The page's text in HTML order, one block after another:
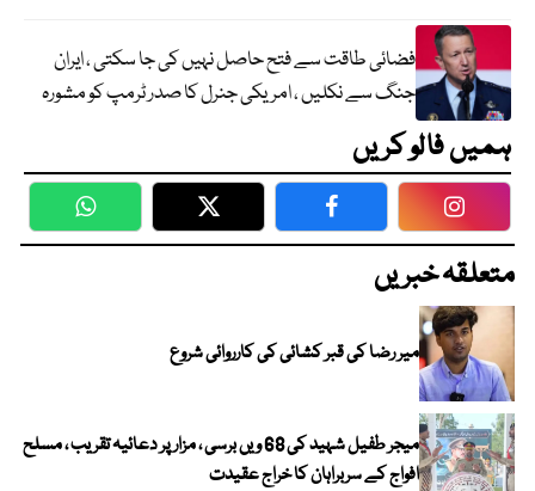
فضائی طاقت سے فتح حاصل نہیں کی جا سکتی ، ایران
جنگ سے نکلیں ، امریکی جنرل کا صدر ٹرمپ کو مشورہ
ہمیں فالو کریں
WhatsApp Twitter Facebook
متعلقہ خبریں
میر رضا کی قبر کشائی کی کارروائی شروع
میجر طفیل شہید کی 68 ویں برسی ، مزار پر دعائیہ تقریب ، مسلح
افواج کے سربراہان کا خراج عقیدت